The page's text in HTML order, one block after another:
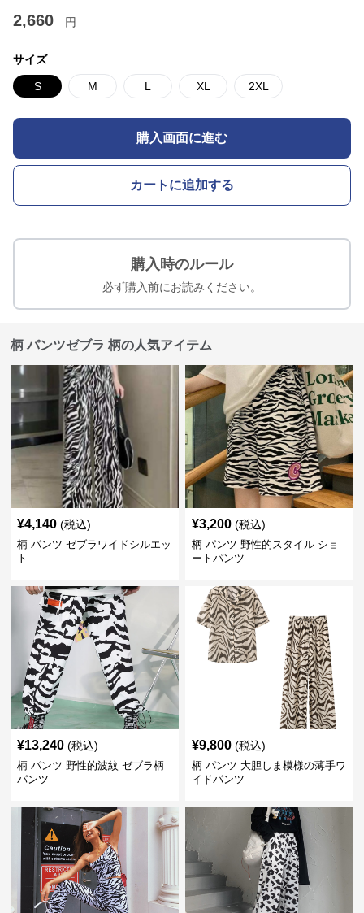
2,660 円
サイズ
S M L XL 2XL
購入画面に進む
カートに追加する
購入時のルール
必ず購入前にお読みください。
柄 パンツゼブラ 柄の人気アイテム
¥4,140 (税込)
柄 パンツ ゼブラワイドシルエッ
ト
¥3,200 (税込)
柄 パンツ 野性的スタイル ショ
ートパンツ
¥13,240 (税込)
柄 パンツ 野性的波紋 ゼブラ柄
パンツ
¥9,800 (税込)
柄 パンツ 大胆しま模様の薄手ワ
イドパンツ